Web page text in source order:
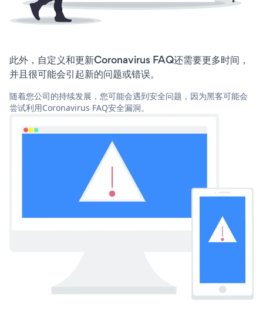
此外，自定义和更新Coronavirus FAQ还需要更多时间，
并且很可能会引起新的问题或错误。
随着您公司的持续发展，您可能会遇到安全问题，因为黑客可能会
尝试利用Coronavirus FAQ安全漏洞。